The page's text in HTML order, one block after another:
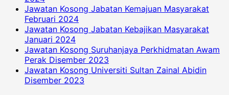
Jawatan Kosong Jabatan Kemajuan Masyarakat
Februari 2024
Jawatan Kosong Jabatan Kebajikan Masyarakat
Januari 2024
Jawatan Kosong Suruhanjaya Perkhidmatan Awam
Perak Disember 2023
Jawatan Kosong Universiti Sultan Zainal Abidin
Disember 2023